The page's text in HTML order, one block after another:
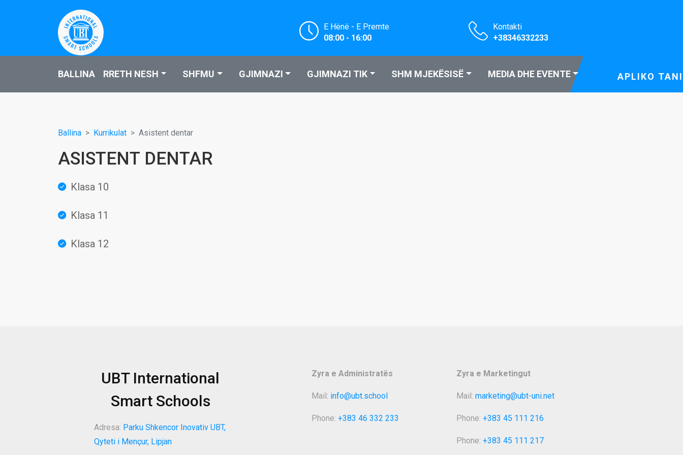
E Hënë - E Premte
08:00 - 16:00
Kontakti
+38346332233
APLIKO TANI
BALLINA RRETH NESH SHFMU GJIMNAZI GJIMNAZI TIK SHM MJEKËSISË MEDIA DHE EVENTE
Ballina Kurrikulat Asistent dentar
ASISTENT DENTAR
Klasa 10
Klasa 11
Klasa 12
UBT International
Smart Schools
Adresa: Parku Shkencor Inovativ UBT,
Qyteti i Mençur, Lipjan
Zyra e Administratës
Mail: info@ubt.school
Phone: +383 46 332 233
Zyra e Marketingut
Mail: marketing@ubt-uni.net
Phone: +383 45 111 216
Phone: +383 45 111 217